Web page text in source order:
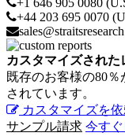
+44 203 695 0070
カスタマイズされた
既存のお客様の80
されています。
カスタマイズを
サンプル請求 今す